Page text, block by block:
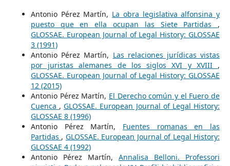
Antonio Pérez Martín, La obra legislativa alfonsina y
puesto que en ella ocupan las Siete Partidas ,
GLOSSAE. European Journal of Legal History: GLOSSAE
3 (1991)
Antonio Pérez Martín, Las relaciones jurídicas vistas
por juristas alemanes de los siglos XVI y XVIII ,
GLOSSAE. European Journal of Legal History: GLOSSAE
12 (2015)
Antonio Pérez Martín, El Derecho común y el Fuero de
Cuenca ,GLOSSAE. European Journal of Legal History:
GLOSSAE 8 (1996)
Antonio Pérez Martín, Fuentes romanas en las
Partidas , GLOSSAE. European Journal of Legal History:
GLOSSAE 4 (1992)
Antonio Pérez Martín,Annalisa Belloni. Professori